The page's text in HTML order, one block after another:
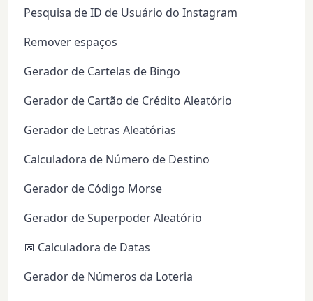
Pesquisa de ID de Usuário do Instagram
Remover espaços
Gerador de Cartelas de Bingo
Gerador de Cartão de Crédito Aleatório
Gerador de Letras Aleatórias
Calculadora de Número de Destino
Gerador de Código Morse
Gerador de Superpoder Aleatório
📅 Calculadora de Datas
Gerador de Números da Loteria